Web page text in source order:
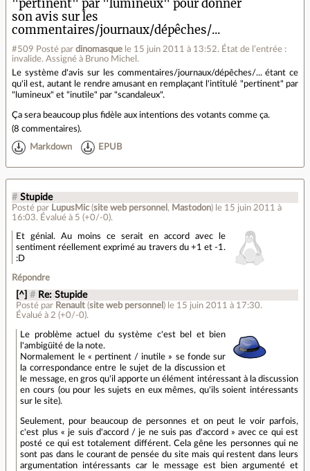
"pertinent" par "lumineux" pour donner
son avis sur les
commentaires/journaux/dépêches/...
#509 Posté par dinomasque le 15 juin 2011 à 13:52. État de l’entrée :
invalide. Assigné à Bruno Michel.
Le système d'avis sur les commentaires/journaux/dépêches/... étant ce
qu'il est, autant le rendre amusant en remplaçant l'intitulé "pertinent" par
"lumineux" et "inutile" par "scandaleux".
Ça sera beaucoup plus fidèle aux intentions des votants comme ça.
(8 commentaires).
Markdown EPUB
# Stupide
Posté par LupusMic(site web personnel , Mastodon) le 15 juin 2011 à
16:03. Évalué à 5 (+0/-0).
Et génial. Au moins ce serait en accord avec le
sentiment réellement exprimé au travers du +1 et -1.
:D
Répondre
[^] # Re: Stupide
Posté par Renault (site web personnel ) le 15 juin 2011 à 17:30.
Évalué à 2 (+0/-0).
Le problème actuel du système c'est bel et bien
l'ambigüité de la note.
Normalement le « pertinent / inutile » se fonde sur
la correspondance entre le sujet de la discussion et
le message, en gros qu'il apporte un élément intéressant à la discussion
en cours (ou pour les sujets en eux mêmes, qu'ils soient intéressants
sur le site).
Seulement, pour beaucoup de personnes et on peut le voir parfois,
c'est plus « je suis d'accord / je ne suis pas d'accord » avec ce qui est
posté ce qui est totalement différent. Cela gêne les personnes qui ne
sont pas dans le courant de pensée du site mais qui restent dans leurs
argumentation intéressants car le message est bien argumenté et